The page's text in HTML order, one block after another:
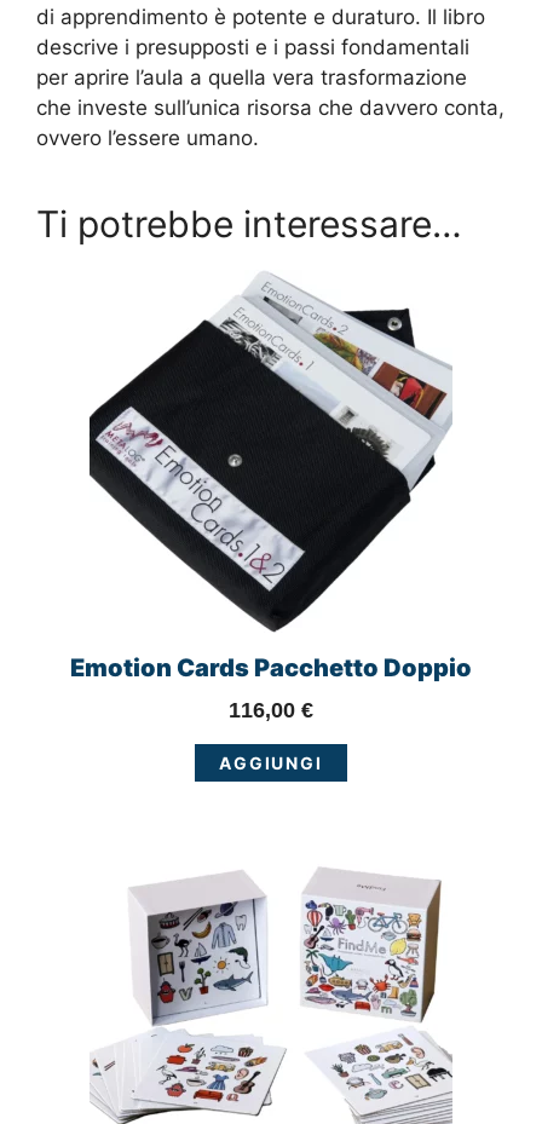
di apprendimento è potente e duraturo. Il libro
descrive i presupposti e i passi fondamentali
per aprire l’aula a quella vera trasformazione
che investe sull’unica risorsa che davvero conta,
ovvero l’essere umano.
Ti potrebbe interessare…
Emotion Cards Pacchetto Doppio
116,00 €
AGGIUNGI